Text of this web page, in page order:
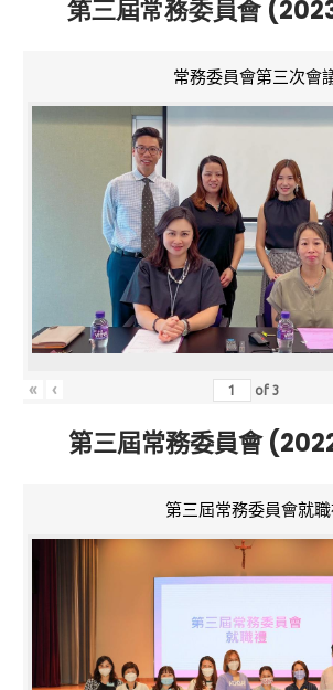
第三屆常務委員會
常務委員會第三次會
« ‹ of3
第三屆常務委員會
第三屆常務委員會就